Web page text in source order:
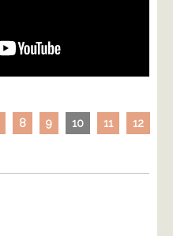
8 9 10 11 12